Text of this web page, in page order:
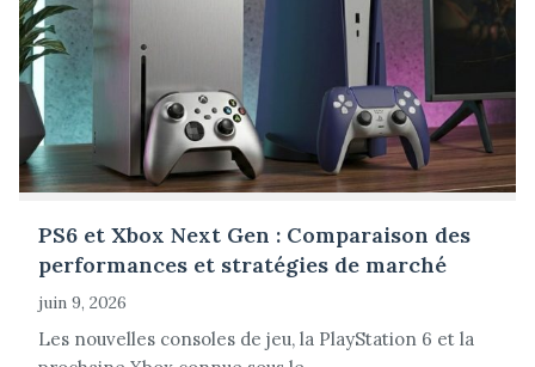
PS6 et Xbox Next Gen : Comparaison des
performances et stratégies de marché
juin 9, 2026
Les nouvelles consoles de jeu, la PlayStation 6 et la